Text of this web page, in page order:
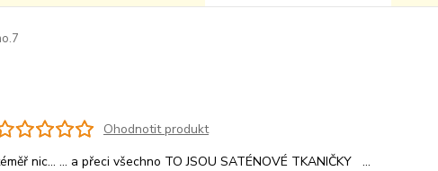
Ohodnotit produkt
nic... ... a přeci všechno TO JSOU SATÉNOVÉ TKANIČKY ...